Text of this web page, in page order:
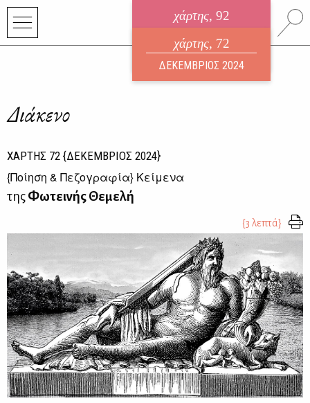
χάρτης, 92
ηλεκτρονικό περιοδικό
ΑΥΓΟΥΣΤΟΣ 2026
χάρτης, 72
ΔΕΚΕΜΒΡΙΟΣ 2024
Διάκενο
ΧΑΡΤΗΣ 72 {ΔΕΚΕΜΒΡΙΟΣ 2024}
{Ποίηση & Πεζογραφία} Κείμενα
τηςΦωτεινής Θεμελή
{3 λεπτά}